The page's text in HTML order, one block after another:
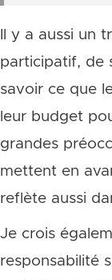
Il y a aussi un
participatif, de
savoir ce que
leur budget
grandes
mettent en
reflète aussi
Je crois
responsabilité